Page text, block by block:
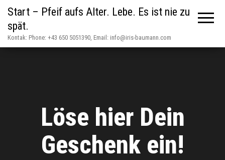
Start – Pfeif aufs Alter. Lebe. Es ist nie zu
spät.
Kontak: Phone: +43 650 5051390, Email: info@iris-baumann.com
Löse hier Dein
Geschenk ein!